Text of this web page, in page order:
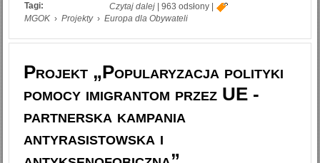
Czytaj dalej
wpis Projekt „Razem chrońmy
dziedzictwo kulturowe Europy-tożsamość
etnicznych tematem przewodnim 200-
| 963 odsłony|
Tagi:
MGOK › Projekty › Europa dla Obywateli
Projekt „Popularyzacja polityki
pomocy imigrantom przez UE -
partnerska kampania
antyrasistowska i